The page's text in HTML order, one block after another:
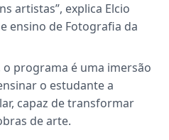
artistas”, explica Elcio
ensino de Fotografia da
programa é uma imersão
o estudante a
capaz de transformar
de arte.